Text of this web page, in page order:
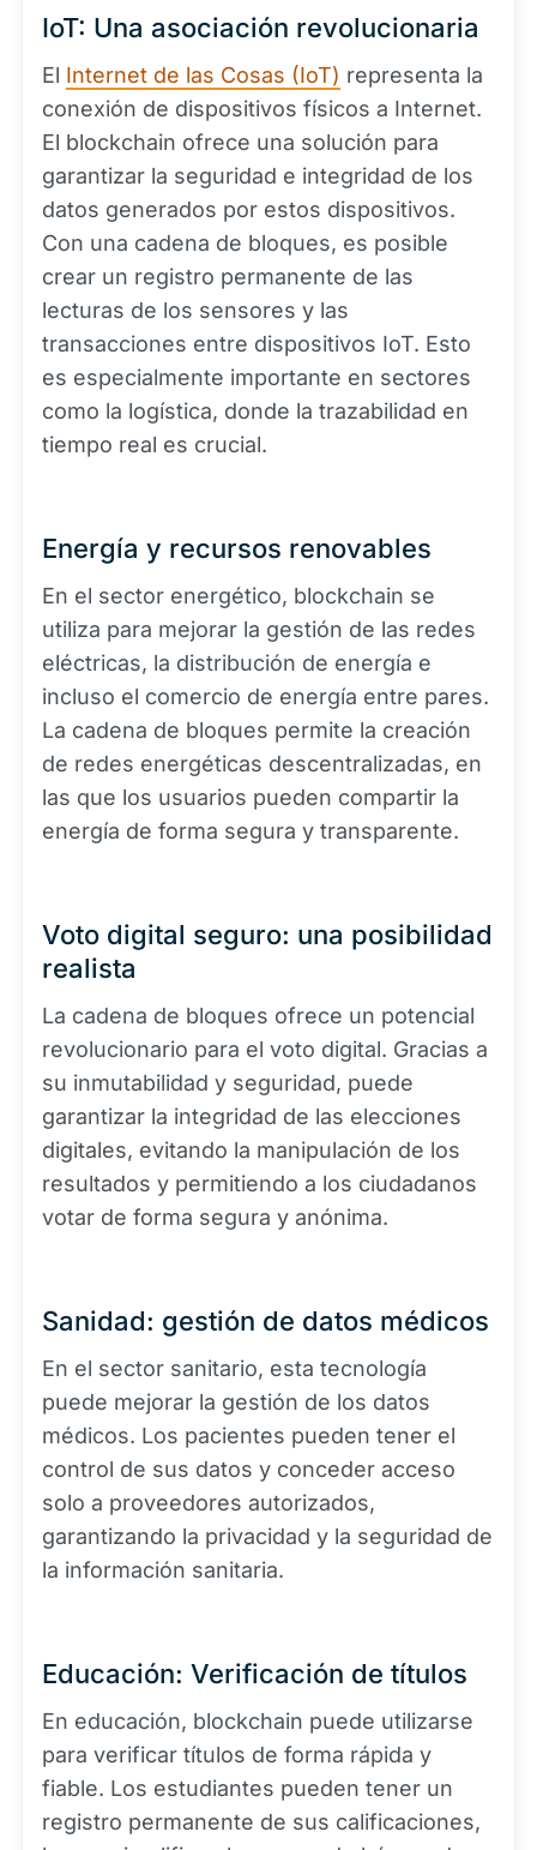
IoT: Una asociación revolucionaria
El Internet de las Cosas (IoT) representa la
conexión de dispositivos físicos a Internet.
El blockchain ofrece una solución para
garantizar la seguridad e integridad de los
datos generados por estos dispositivos.
Con una cadena de bloques, es posible
crear un registro permanente de las
lecturas de los sensores y las
transacciones entre dispositivos IoT. Esto
es especialmente importante en sectores
como la logística, donde la trazabilidad en
tiempo real es crucial.
Energía y recursos renovables
En el sector energético, blockchain se
utiliza para mejorar la gestión de las redes
eléctricas, la distribución de energía e
incluso el comercio de energía entre pares.
La cadena de bloques permite la creación
de redes energéticas descentralizadas, en
las que los usuarios pueden compartir la
energía de forma segura y transparente.
Voto digital seguro: una posibilidad
realista
La cadena de bloques ofrece un potencial
revolucionario para el voto digital. Gracias a
su inmutabilidad y seguridad, puede
garantizar la integridad de las elecciones
digitales, evitando la manipulación de los
resultados y permitiendo a los ciudadanos
votar de forma segura y anónima.
Sanidad: gestión de datos médicos
En el sector sanitario, esta tecnología
puede mejorar la gestión de los datos
médicos. Los pacientes pueden tener el
control de sus datos y conceder acceso
solo a proveedores autorizados,
garantizando la privacidad y la seguridad de
la información sanitaria.
Educación: Verificación de títulos
En educación, blockchain puede utilizarse
para verificar títulos de forma rápida y
fiable. Los estudiantes pueden tener un
registro permanente de sus calificaciones,